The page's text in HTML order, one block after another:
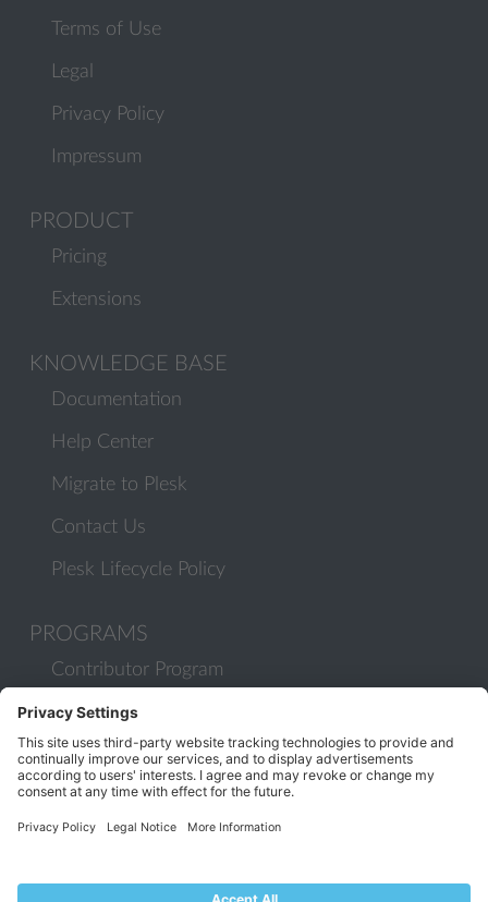
Terms of Use
Legal
Privacy Policy
Impressum
PRODUCT
Pricing
Extensions
KNOWLEDGE BASE
Documentation
Help Center
Migrate to Plesk
Contact Us
Plesk Lifecycle Policy
PROGRAMS
Contributor Program
Partner Program
COMMUNITY